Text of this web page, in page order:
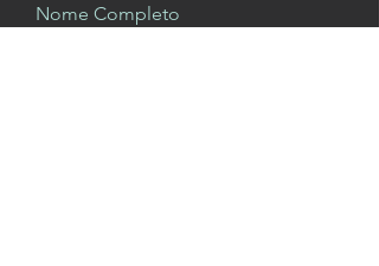
Nome Completo